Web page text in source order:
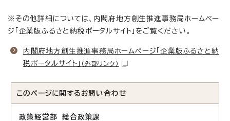
※その他詳細については、内閣府地方創生推進事務局ホームペー
ジ「企業版ふるさと納税ポータルサイト」をご覧ください。
内閣府地方創生推進事務局ホームページ「企業版ふるさと納
税ポータルサイト」 （外部リンク）
このページに関する お問い合わせ
政策経営部 総合政策課